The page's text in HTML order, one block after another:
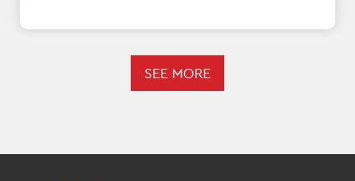
SEE MORE